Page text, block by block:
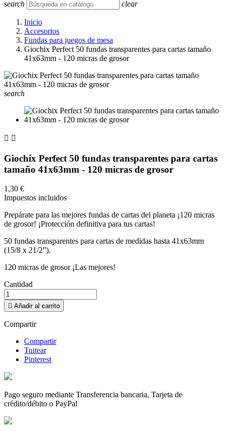
search clear
Inicio
Accesorios
Fundas para juegos de mesa
Giochix Perfect 50 fundas transparentes para cartas tamaño
41x63mm - 120 micras de grosor
search
 
Giochix Perfect 50 fundas transparentes para cartas
tamaño 41x63mm - 120 micras de grosor
1,30 €
Impuestos incluidos
Prepárate para las mejores fundas de cartas del planeta ¡120 micras
de grosor! ¡Protección definitiva para tus cartas!
50 fundas transparentes para cartas de medidas hasta 41x63mm
(15/8 x 21/2”).
120 micras de grosor ¡Las mejores!
Cantidad
 Añadir al carrito
Compartir
Compartir
Tuitear
Pinterest
Pago seguro mediante Transferencia bancaria, Tarjeta de
crédito/débito o PayPal